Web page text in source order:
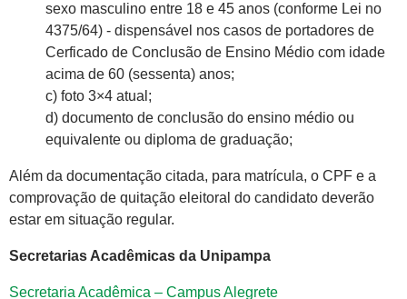
sexo masculino entre 18 e 45 anos (conforme Lei no
4375/64) - dispensável nos casos de portadores de
Cerficado de Conclusão de Ensino Médio com idade
acima de 60 (sessenta) anos;
c) foto 3×4 atual;
d) documento de conclusão do ensino médio ou
equivalente ou diploma de graduação;
Além da documentação citada, para matrícula, o CPF e a
comprovação de quitação eleitoral do candidato deverão
estar em situação regular.
Secretarias Acadêmicas da Unipampa
Secretaria Acadêmica – Campus Alegrete